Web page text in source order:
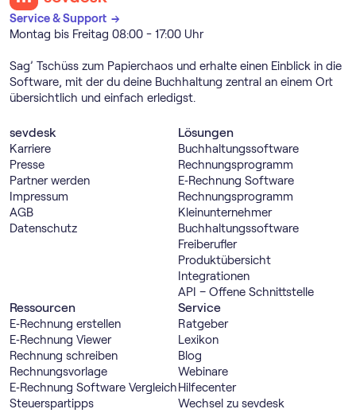
Service & Support →
Montag bis Freitag 08:00 - 17:00 Uhr
Sag’ Tschüss zum Papierchaos und erhalte einen Einblick in die
Software, mit der du deine Buchhaltung zentral an einem Ort
übersichtlich und einfach erledigst.
sevdesk
Karriere
Presse
Partner werden
Impressum
AGB
Datenschutz
Lösungen
Buch­haltungs­software
Rechnungs­programm
E‑Rechnung Software
Rechnungs­programm
Kleinunternehmer
Buch­haltungs­software
Freiberufler
Produktübersicht
Integrationen
API – Offene Schnittstelle
Ressourcen
E‑Rechnung erstellen
E‑Rechnung Viewer
Rechnung schreiben
Rechnungsvorlage
E‑Rechnung Software Vergleich
Steuerspartipps
Service
Ratgeber
Lexikon
Blog
Webinare
Hilfecenter
Wechsel zu sevdesk